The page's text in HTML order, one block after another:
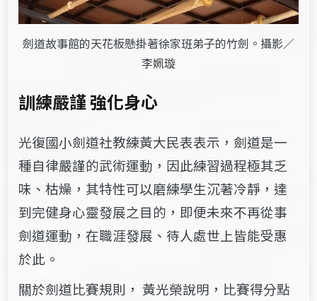
劍道故事館的天花板懸掛著徐家班弟子的竹劍。攝影／
李姵璇
訓練嚴謹強化身心
光復國小劍道社教練黃大民表表示，劍道是一
種自律嚴謹的武術運動，因此練習過程極其乏
味、枯燥，其特性可以磨練學生沉著冷靜，達
到完健身心靈發展之目的，即便未來不再從事
劍道運動，在職涯發展、待人處世上皆能受惠
於此。
關於劍道比賽規則， 黃光榮說明，比賽得分點